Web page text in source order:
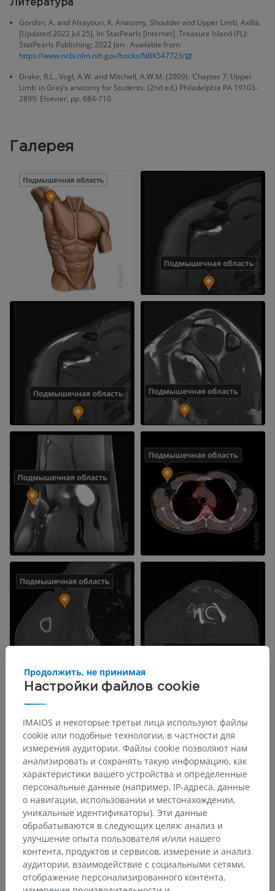
Литература
Gordon, A. and Alsayouri, K. Anatomy, Shoulder and Upper Limb, Axilla.
[Updated 2022 Jul 25]. In: StatPearls [Internet]. Treasure Island (FL):
StatPearls Publishing; 2022 Jan-. Available from:
https://www.ncbi.nlm.nih.gov/books/NBK547723/
Drake, R.L., Vogl, A.W. and Mitchell, A.W.M. (2009). ‘Chapter 7: Upper
Limb’ in Gray’s anatomy for Students. (2nd ed.) Philadelphia PA 19103-
2899: Elsevier, pp. 684-710.
Галерея
Настройки файлов cookie
Продолжить, не принимая
IMAIOS и некоторые третьи лица используют файлы
cookie или подобные технологии, в частности для
измерения аудитории. Файлы cookie позволяют нам
анализировать и сохранять такую информацию, как
характеристики вашего устройства и определенные
персональные данные (например, IP-адреса, данные
о навигации, использовании и местонахождении,
уникальные идентификаторы). Эти данные
обрабатываются в следующих целях: анализ и
улучшение опыта пользователя и/или нашего
контента, продуктов и сервисов, измерение и анализ
аудитории, взаимодействие с социальными сетями,
отображение персонализированного контента,